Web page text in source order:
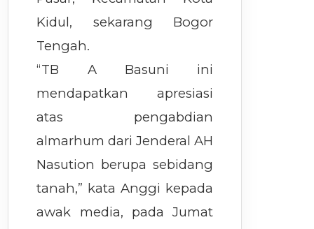
Kidul, sekarang Bogor
Tengah.
“TB A Basuni ini
mendapatkan apresiasi
atas pengabdian
almarhum dari Jenderal AH
Nasution berupa sebidang
tanah,” kata Anggi kepada
awak media, pada Jumat